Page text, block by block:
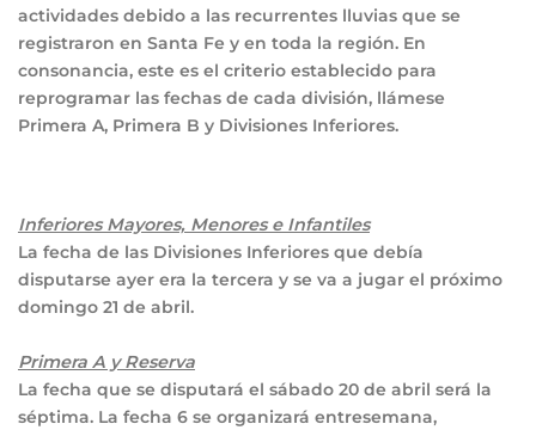
actividades debido a las recurrentes lluvias que se
registraron en Santa Fe y en toda la región. En
consonancia, este es el criterio establecido para
reprogramar las fechas de cada división, llámese
Primera A, Primera B y Divisiones Inferiores.
Inferiores Mayores, Menores e Infantiles
La fecha de las Divisiones Inferiores que debía
disputarse ayer era la tercera y se va a jugar el próximo
domingo 21 de abril.
Primera A y Reserva
La fecha que se disputará el sábado 20 de abril será la
séptima. La fecha 6 se organizará entresemana,